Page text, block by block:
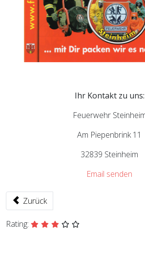
Ihr Kontakt zu uns:
Feuerwehr
Am Piepenbrink 11
32839 Steinheim
Email senden
Vorheriger Beitrag: Löschzug Steinheim
Zurück
Rating: